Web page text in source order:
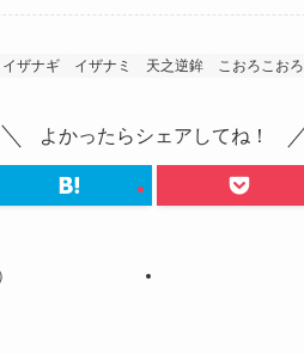
イザナギ イザナミ 天之逆鉾 こおろこおろ
よかったらシェアしてね！